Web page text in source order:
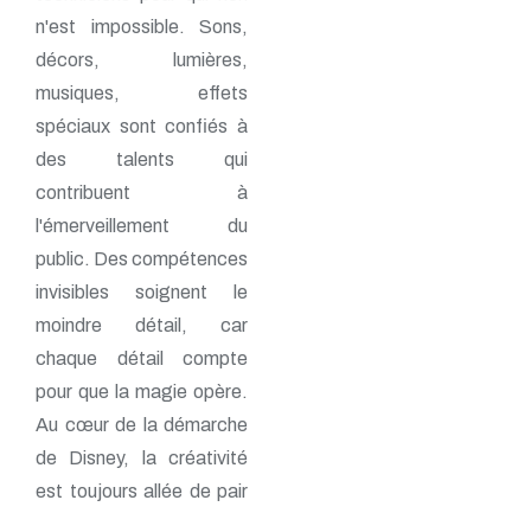
n'est impossible. Sons,
décors, lumières,
musiques, effets
spéciaux sont confiés à
des talents qui
contribuent à
l'émerveillement du
public. Des compétences
invisibles soignent le
moindre détail, car
chaque détail compte
pour que la magie opère.
Au cœur de la démarche
de Disney, la créativité
est toujours allée de pair